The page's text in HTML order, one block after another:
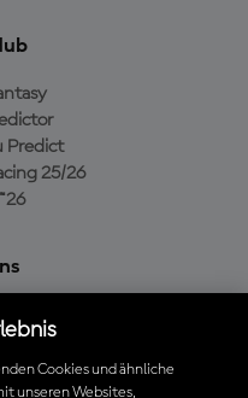
Predict
25/26
Cookies und ähnliche
unseren Websites,